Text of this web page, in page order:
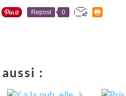
Repost 0
: